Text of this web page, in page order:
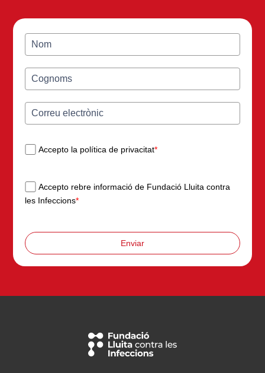
Accepto la política de privacitat*
Accepto rebre informació de Fundació Lluita contra
les Infeccions*
Enviar